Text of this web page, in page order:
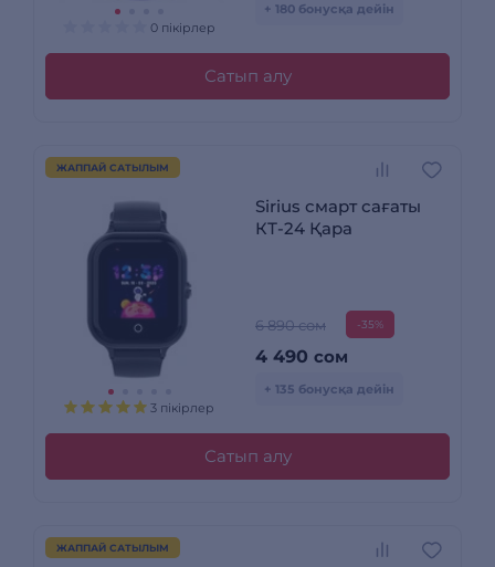
0 пікірлер
+ 180 бонусқа дейін
Сатып алу
ЖАППАЙ САТЫЛЫМ
3 пікірлер
Sirius смарт сағаты
КТ-24 Қара
6 890 сом -35%
4 490 сом
+ 135 бонусқа дейін
Сатып алу
ЖАППАЙ САТЫЛЫМ